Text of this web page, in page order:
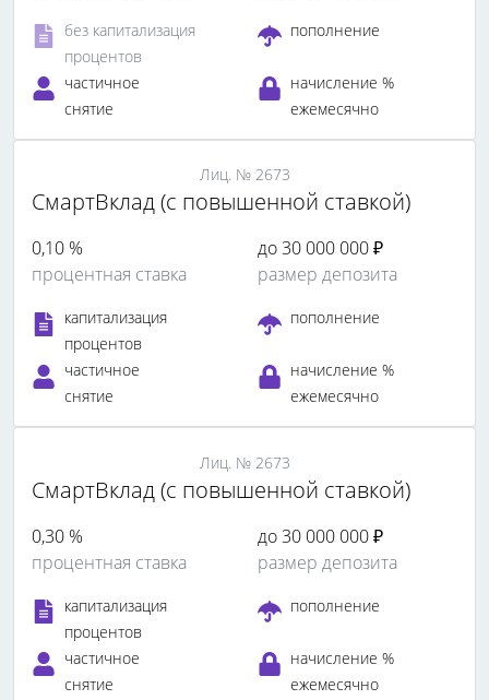
без капитализация
процентов
пополнение
частичное
снятие
начисление %
ежемесячно
Лиц. № 2673
СмартВклад (с повышенной ставкой)
0,10 %
процентная ставка
до 30 000 000 ₽
размер депозита
капитализация
процентов
пополнение
частичное
снятие
начисление %
ежемесячно
Лиц. № 2673
СмартВклад (с повышенной ставкой)
0,30 %
процентная ставка
до 30 000 000 ₽
размер депозита
капитализация
процентов
пополнение
частичное
снятие
начисление %
ежемесячно